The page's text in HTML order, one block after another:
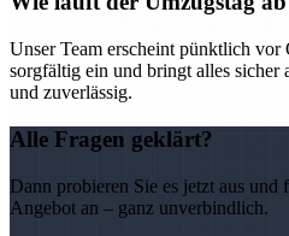
Unser Team erscheint pünktlich vor
sorgfältig ein und bringt alles sicher
und zuverlässig.
Alle Fragen geklärt?
Dann probieren Sie es jetzt aus
Angebot an – ganz unverbindlich.